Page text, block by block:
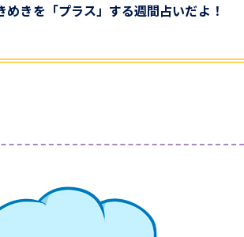
きを「プラス」する週間占いだよ！